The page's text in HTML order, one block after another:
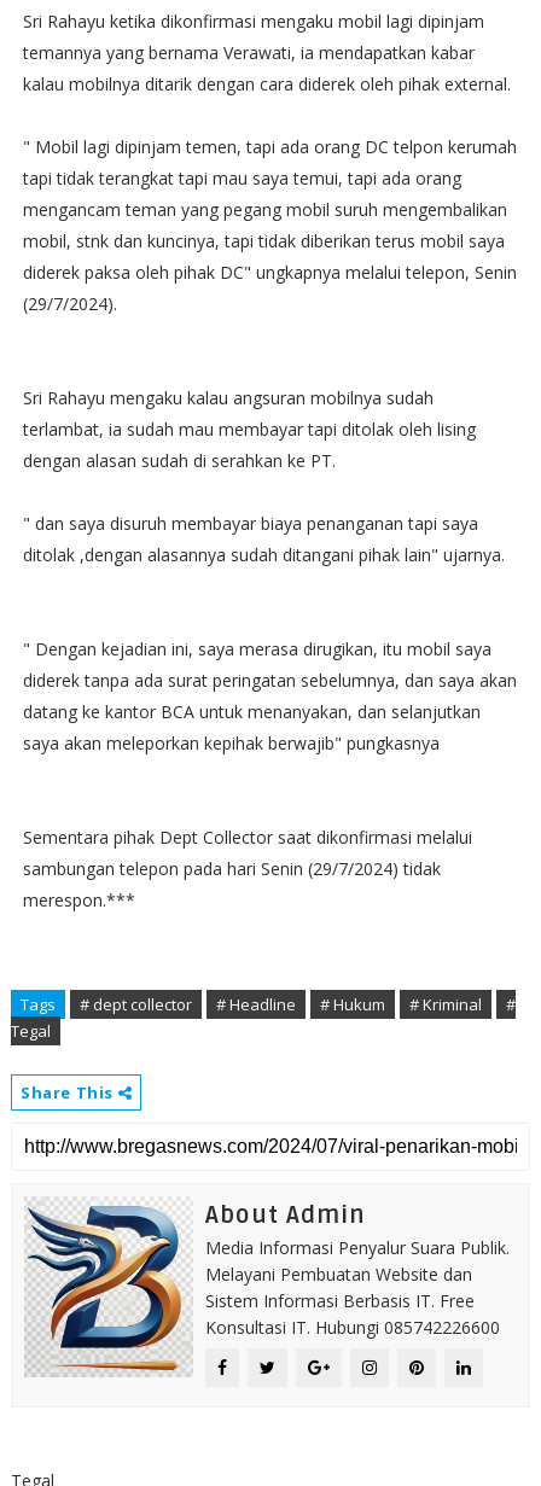
Sri Rahayu ketika dikonfirmasi mengaku mobil lagi dipinjam
temannya yang bernama Verawati, ia mendapatkan kabar
kalau mobilnya ditarik dengan cara diderek oleh pihak external.
" Mobil lagi dipinjam temen, tapi ada orang DC telpon kerumah
tapi tidak terangkat tapi mau saya temui, tapi ada orang
mengancam teman yang pegang mobil suruh mengembalikan
mobil, stnk dan kuncinya, tapi tidak diberikan terus mobil saya
diderek paksa oleh pihak DC" ungkapnya melalui telepon, Senin
(29/7/2024).
Sri Rahayu mengaku kalau angsuran mobilnya sudah
terlambat, ia sudah mau membayar tapi ditolak oleh lising
dengan alasan sudah di serahkan ke PT.
" dan saya disuruh membayar biaya penanganan tapi saya
ditolak ,dengan alasannya sudah ditangani pihak lain" ujarnya.
" Dengan kejadian ini, saya merasa dirugikan, itu mobil saya
diderek tanpa ada surat peringatan sebelumnya, dan saya akan
datang ke kantor BCA untuk menanyakan, dan selanjutkan
saya akan meleporkan kepihak berwajib" pungkasnya
Sementara pihak Dept Collector saat dikonfirmasi melalui
sambungan telepon pada hari Senin (29/7/2024) tidak
merespon.***
Tags # dept collector # Headline # Hukum # Kriminal
#
Tegal
Share This
About Admin
Media Informasi Penyalur Suara Publik.
Melayani Pembuatan Website dan
Sistem Informasi Berbasis IT. Free
Konsultasi IT. Hubungi 085742226600
Tegal